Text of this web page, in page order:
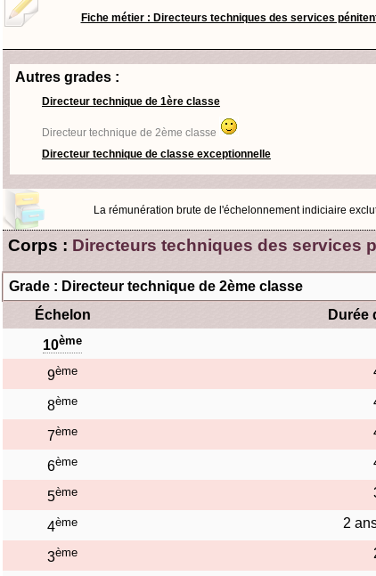
Fiche métier : Directeurs techniques des services
Autres grades :
Directeur technique de 1ère classe
Directeur technique de 2ème classe
Directeur technique de classe exceptionnelle
La rémunération brute de l'échelonnement indiciaire
Corps : Directeurs techniques des services
Grade : Directeur technique de 2ème classe
Échelon
Durée
10ème
9ème
8ème
7ème
6ème
5ème
4ème 2
3ème